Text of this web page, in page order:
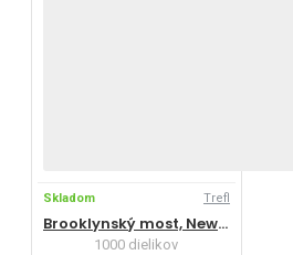
Skladom Trefl
Brooklynský most, New York
1000 dielikov